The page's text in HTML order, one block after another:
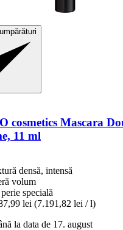
cosmetics Mascara
11 ml
densă, intensă
volum
specială
lei (7.191,82 lei / l)
la data de 17. august